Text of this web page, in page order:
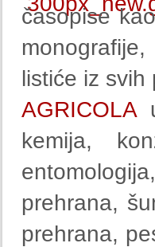
časopise
listiće iz svih
AGRICOLA
kemija,
prehrana,
prehrana,